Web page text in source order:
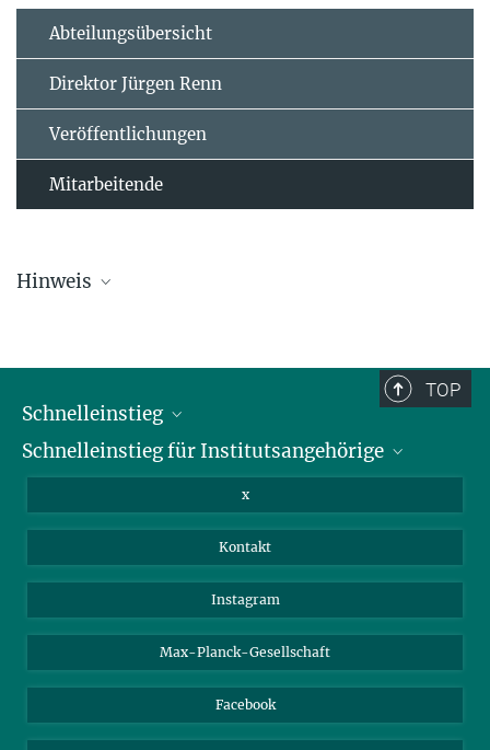
Abteilungsübersicht
Direktor Jürgen Renn
Veröffentlichungen
Mitarbeitende
Hinweis
TOP
Schnelleinstieg
Bibliothek
Schnelleinstieg für Institutsangehörige
Nextcloud
x
Kontakt
Instagram
Max-Planck-Gesellschaft
Facebook